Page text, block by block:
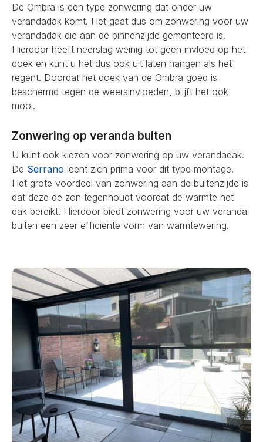
De Ombra is een type zonwering dat onder uw
verandadak komt. Het gaat dus om zonwering voor uw
verandadak die aan de binnenzijde gemonteerd is.
Hierdoor heeft neerslag weinig tot geen invloed op het
doek en kunt u het dus ook uit laten hangen als het
regent. Doordat het doek van de Ombra goed is
beschermd tegen de weersinvloeden, blijft het ook
mooi.
Zonwering op veranda buiten
U kunt ook kiezen voor zonwering op uw verandadak.
De Serrano leent zich prima voor dit type montage.
Het grote voordeel van zonwering aan de buitenzijde is
dat deze de zon tegenhoudt voordat de warmte het
dak bereikt. Hierdoor biedt zonwering voor uw veranda
buiten een zeer efficiënte vorm van warmtewering.